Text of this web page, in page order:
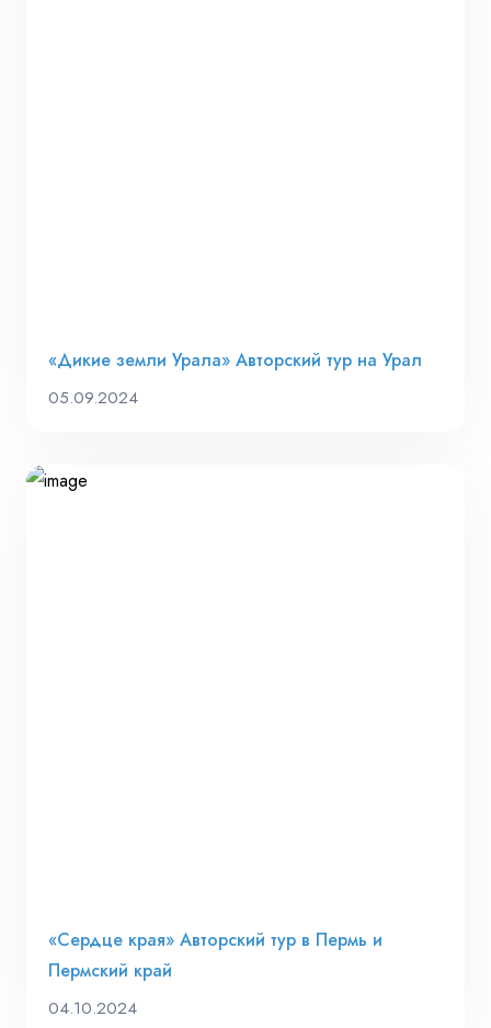
«Дикие земли Урала» Авторский тур на Урал
05.09.2024
«Сердце края» Авторский тур в Пермь и
Пермский край
04.10.2024